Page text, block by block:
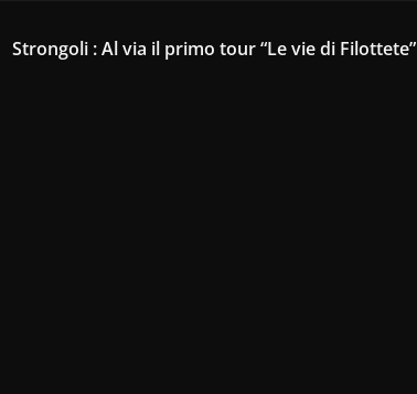
Strongoli : Al via il primo tour “Le vie di Filottete”